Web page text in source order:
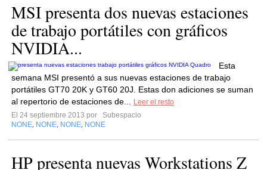
MSI presenta dos nuevas estaciones
de trabajo portátiles con gráficos
NVIDIA...
Esta
semana MSI presentó a sus nuevas estaciones de trabajo
portátiles GT70 20K y GT60 20J. Estas don adiciones se suman
al repertorio de estaciones de...
Leer el resto
El 24 septiembre 2013 por
Subespacio
NONE NONE NONE NONE
HP presenta nuevas Workstations Z